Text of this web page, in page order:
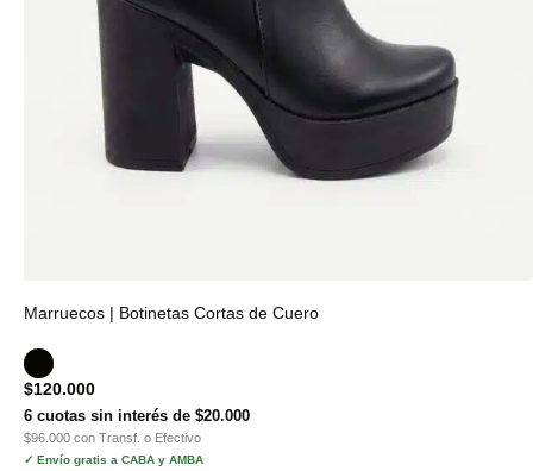
Marruecos | Botinetas Cortas de Cuero
$120.000
6 cuotas sin interés de $20.000
$96.000 con Transf. o Efectivo
✓ Envío gratis a CABA y AMBA